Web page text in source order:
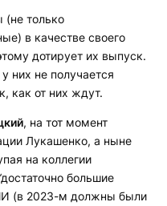
(не только
в качестве своего
дотирует их выпуск.
них не получается
как от них ждут.
, на тот момент
Лукашенко, а ныне
на коллегии
большие
(в 2023-м должны были